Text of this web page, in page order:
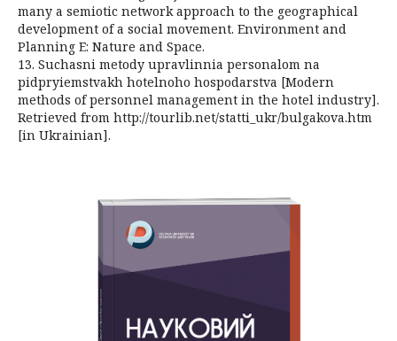
many a semiotic network approach to the geographical
development of a social movement. Environment and
Planning E: Nature and Space.
13. Suchasni metody upravlinnia personalom na
pidpryiemstvakh hotelnoho hospodarstva [Modern
methods of personnel management in the hotel industry].
Retrieved from http://tourlib.net/statti_ukr/bulgakova.htm
[in Ukrainian].